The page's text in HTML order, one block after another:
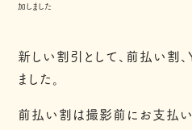
加しました
新しい割引として、前払い割
ました。
前払い割は撮影前にお支払い